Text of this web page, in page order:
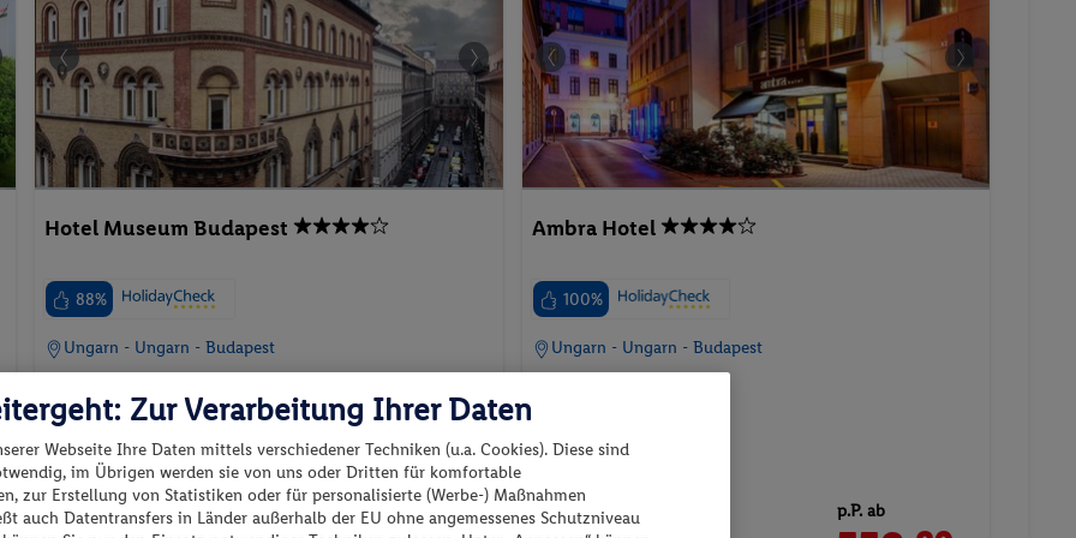
Hotel Museum Budapest
88%
Ungarn - Ungarn - Budapest
18.10.2026 - 23.10.2026
p.P. ab
32
Ambra Hotel
100%
Ungarn - Ungarn - Budapest
p.P. ab
Zur Verarbeitung Ihrer Daten
Webseite Ihre Daten mittels verschiedener Techniken (u.a. Cookies). Diese sind
im Übrigen werden sie von uns oder Dritten für komfortable
zur Erstellung von Statistiken oder für personalisierte (Werbe-) Maßnahmen
auch Datentransfers in Länder außerhalb der EU ohne angemessenes Schutzniveau